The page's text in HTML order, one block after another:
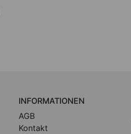
INFORMATIONEN
AGB
Kontakt